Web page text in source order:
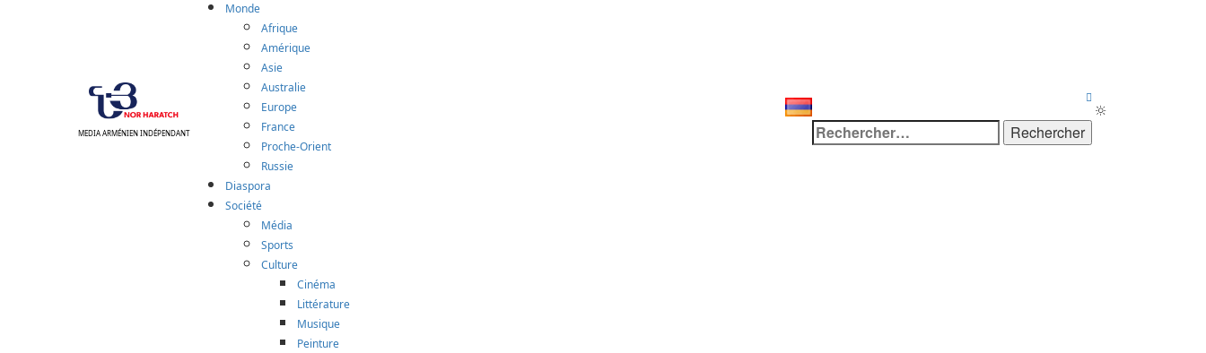
MEDIA ARMÉNIEN INDÉPENDANT
Monde
Afrique
Amérique
Asie
Australie
Europe
France
Proche-Orient
Russie
Diaspora
Société
Média
Sports
Culture
Cinéma
Littérature
Musique
Peinture
Rechercher :